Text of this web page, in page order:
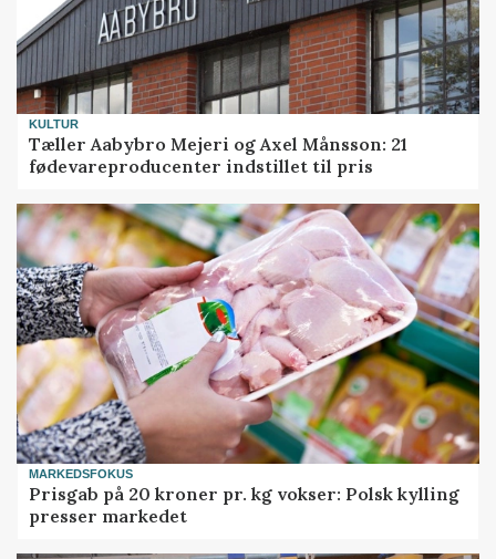
KULTUR
Tæller Aabybro Mejeri og Axel Månsson: 21
fødevareproducenter indstillet til pris
MARKEDSFOKUS
Prisgab på 20 kroner pr. kg vokser: Polsk kylling
presser markedet